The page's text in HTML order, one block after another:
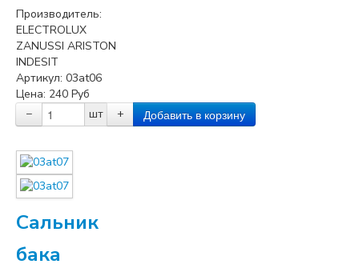
Производитель:
ELECTROLUX
ZANUSSI ARISTON
INDESIT
Артикул: 03at06
Цена: 240 Руб
−
шт +
Сальник
бака